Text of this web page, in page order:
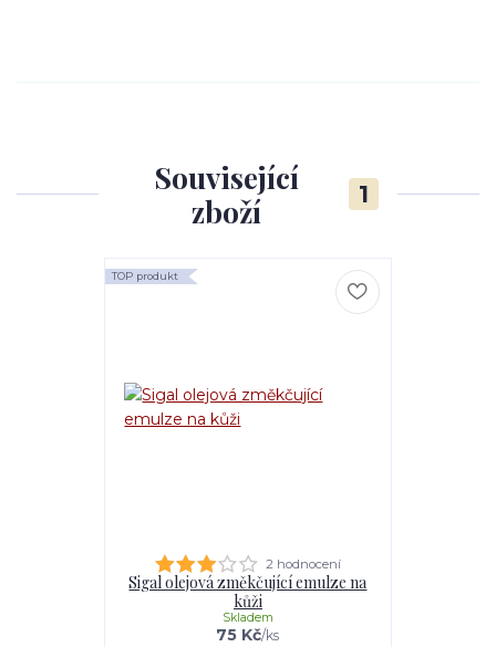
Související
zboží
1
TOP produkt
2 hodnocení
Sigal olejová změkčující emulze na
kůži
75 Kč/ks
Skladem